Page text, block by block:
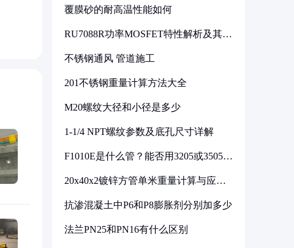
覆膜砂的耐高温性能如何
RU7088R功率MOSFET特性解析及其在
不锈钢通风 管道施工
201不锈钢重量计算方法大全
M20螺纹大径和小径是多少
1-1/4 NPT螺纹参数及底孔尺寸详解
F1010E是什么管？能否用3205或3505代
20x40x2镀锌方管单米重量计算与应用
抗渗混凝土中P6和P8膨胀剂分别加多少
法兰PN25和PN16有什么区别